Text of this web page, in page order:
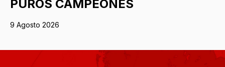
PUROS CAMPEONES
9 Agosto 2026